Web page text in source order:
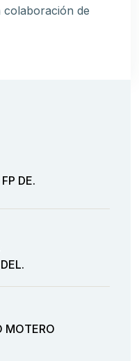
colaboración de
DE.
MOTERO